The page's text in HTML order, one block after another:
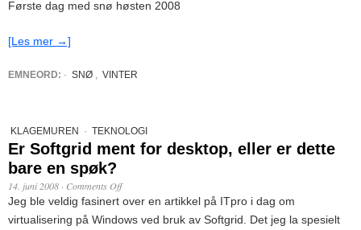
Første dag med snø høsten 2008
[Les mer →]
EMNEORD: · SNØ VINTER
KLAGEMUREN · TEKNOLOGI
Er Softgrid ment for desktop, eller er dette
bare en spøk?
14. juni 2008 · Comments Off
Jeg ble veldig fasinert over en artikkel på ITpro i dag om
virtualisering på Windows ved bruk av Softgrid. Det jeg la spesielt